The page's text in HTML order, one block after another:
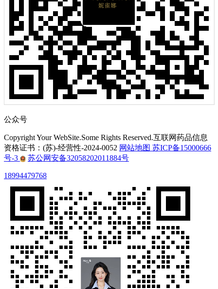
公众号
Copyright Your WebSite.Some Rights Reserved.互联网药品信息
资格证书：(苏)-经营性-2024-0052 网站地图 苏ICP备15000666
号-3
苏公网安备32058202011884号
18994479768